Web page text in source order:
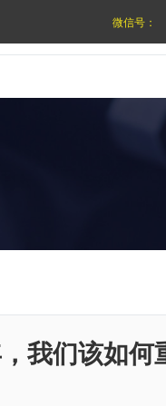
我们该如何
微信号：